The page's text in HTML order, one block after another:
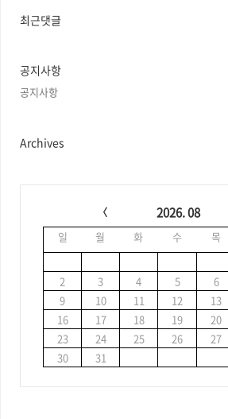
과
인
글
최근댓글
공지사항
공지사항
Archives
2026. 08
일 월 화 수 목
2
3 4 5 6
9
10 11 12 13
16
17 18 19 20
23
24 25 26 27
30
31